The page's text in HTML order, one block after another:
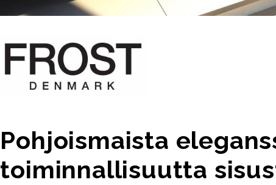
Pohjoismaista
toiminnallisuutta